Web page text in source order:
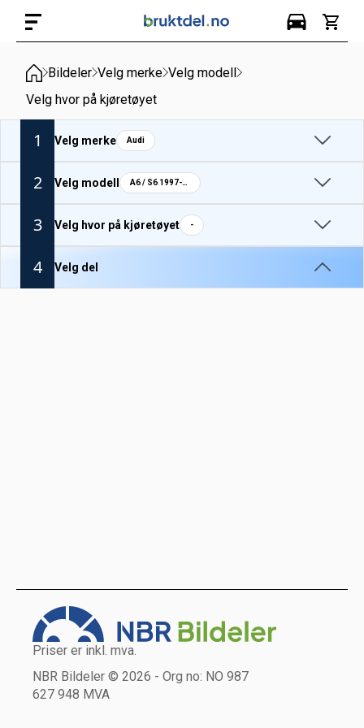
Bildeler Velg merke Velg modell
Velg hvor på kjøretøyet
1 Velg merke Audi
2 Velg modell A6 / S6 1997-04
3 Velg hvor på kjøretøyet -
4 Velg del
Priser er inkl. mva.
NBR Bildeler © 2026 - Org no: NO 987
627 948 MVA